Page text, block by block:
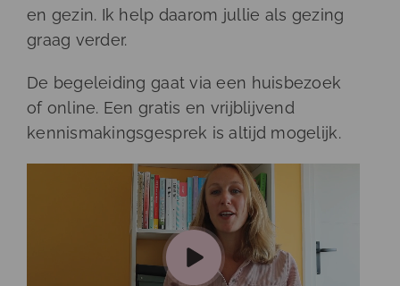
en gezin. Ik help daarom jullie als gezing
graag verder.
De begeleiding gaat via een huisbezoek
of online. Een gratis en vrijblijvend
kennismakingsgesprek is altijd mogelijk.